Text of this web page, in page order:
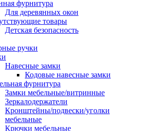
фурнитура
Для деревянных окон
товары
Детская безопасность
ручки
Навесные замки
Кодовые навесные замки
фурнитура
Замки мебельные/витринные
Зеркалодержатели
Кронштейны/подвески/уголки
мебельные
Крючки мебельные